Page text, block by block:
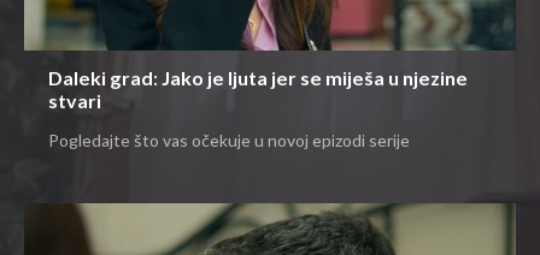
Daleki grad: Jako je ljuta jer se miješa u njezine
stvari
Pogledajte što vas očekuje u novoj epizodi serije